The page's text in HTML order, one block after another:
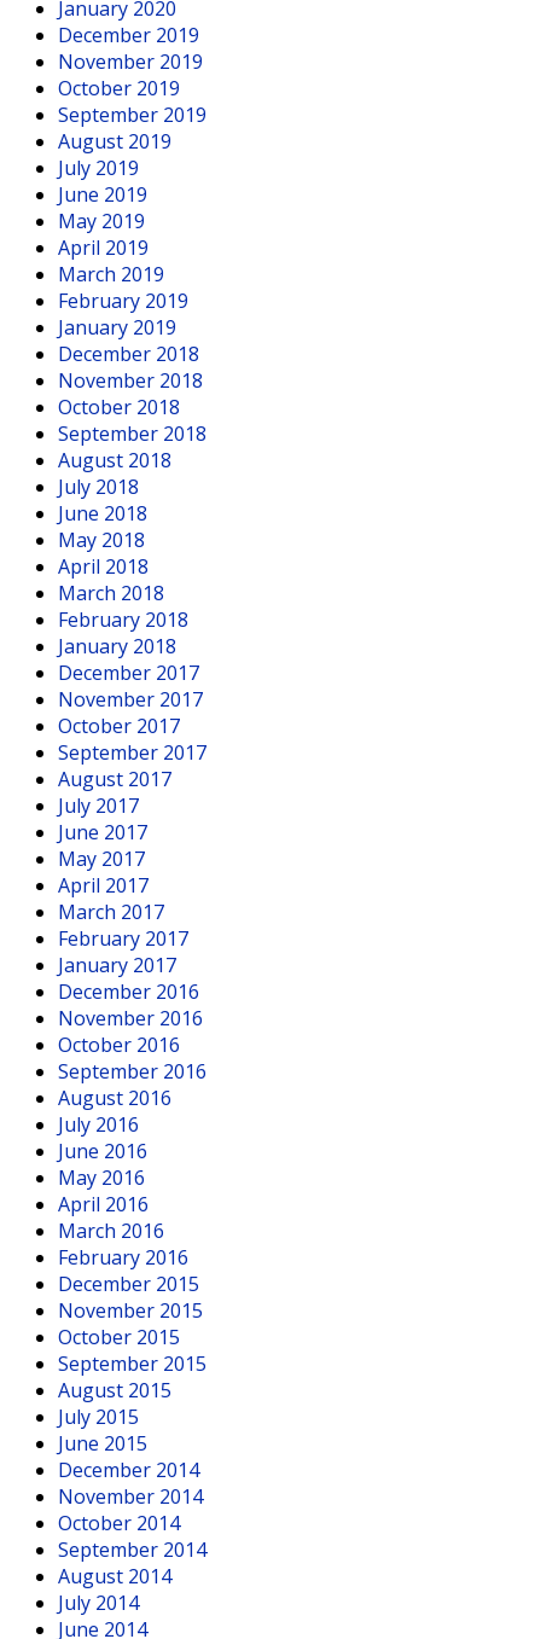
January 2020
December 2019
November 2019
October 2019
September 2019
August 2019
July 2019
June 2019
May 2019
April 2019
March 2019
February 2019
January 2019
December 2018
November 2018
October 2018
September 2018
August 2018
July 2018
June 2018
May 2018
April 2018
March 2018
February 2018
January 2018
December 2017
November 2017
October 2017
September 2017
August 2017
July 2017
June 2017
May 2017
April 2017
March 2017
February 2017
January 2017
December 2016
November 2016
October 2016
September 2016
August 2016
July 2016
June 2016
May 2016
April 2016
March 2016
February 2016
December 2015
November 2015
October 2015
September 2015
August 2015
July 2015
June 2015
December 2014
November 2014
October 2014
September 2014
August 2014
July 2014
June 2014